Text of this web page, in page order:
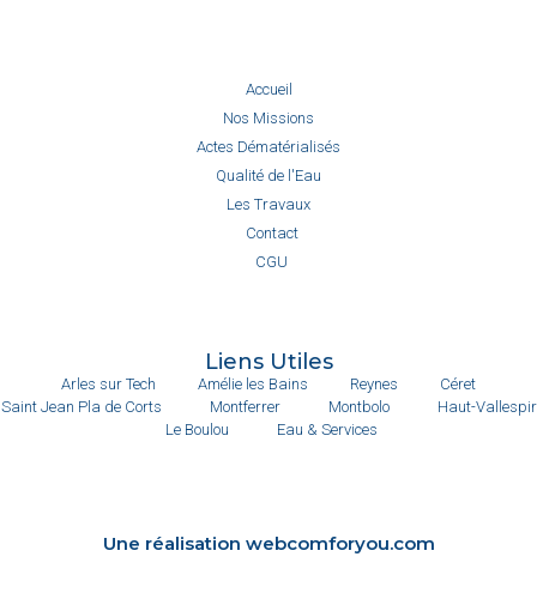
Accueil
Nos Missions
Actes Dématérialisés
Qualité de l'Eau
Les Travaux
Contact
CGU
Liens Utiles
Arles sur Tech Amélie les Bains Reynes
Céret
Saint Jean Pla de Corts
Montferrer Montbolo
Haut-Vallespir
Le Boulou
Eau & Services
Une réalisation webcomforyou.com